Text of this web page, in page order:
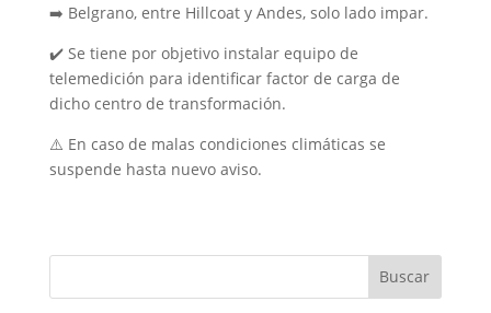
➡️ Belgrano, entre Hillcoat y Andes, solo lado impar.
✔️ Se tiene por objetivo instalar equipo de
telemedición para identificar factor de carga de
dicho centro de transformación.
⚠️ En caso de malas condiciones climáticas se
suspende hasta nuevo aviso.
Buscar